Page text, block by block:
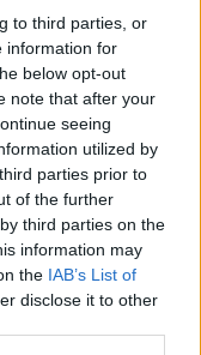
to third parties, or
information for
below opt-out
note that after your
seeing
utilized by
parties prior to
of the further
third parties on the
information may
the IAB’s List of
disclose it to other
πρωτογενών
την
πρέπει να
σε υποθέσεις
των επιτοκίων,
τα
με την
που
στις διεθνείς